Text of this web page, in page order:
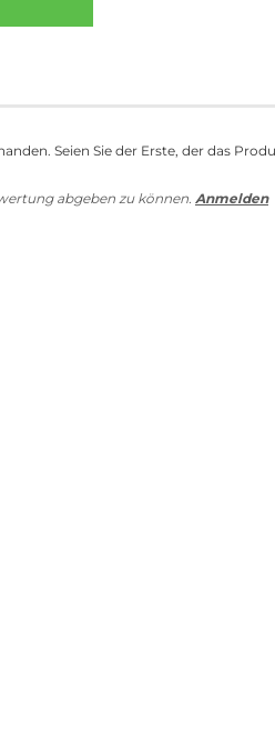
Seien Sie der Erste, der das
abgeben zu können. Anmelden